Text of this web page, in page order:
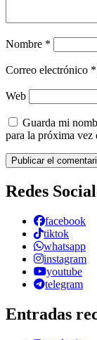
Nombre *
Correo electrónico *
Web
Guarda mi
para la próxima vez
Redes
facebook
tiktok
whatsapp
instagram
youtube
telegram
Entradas